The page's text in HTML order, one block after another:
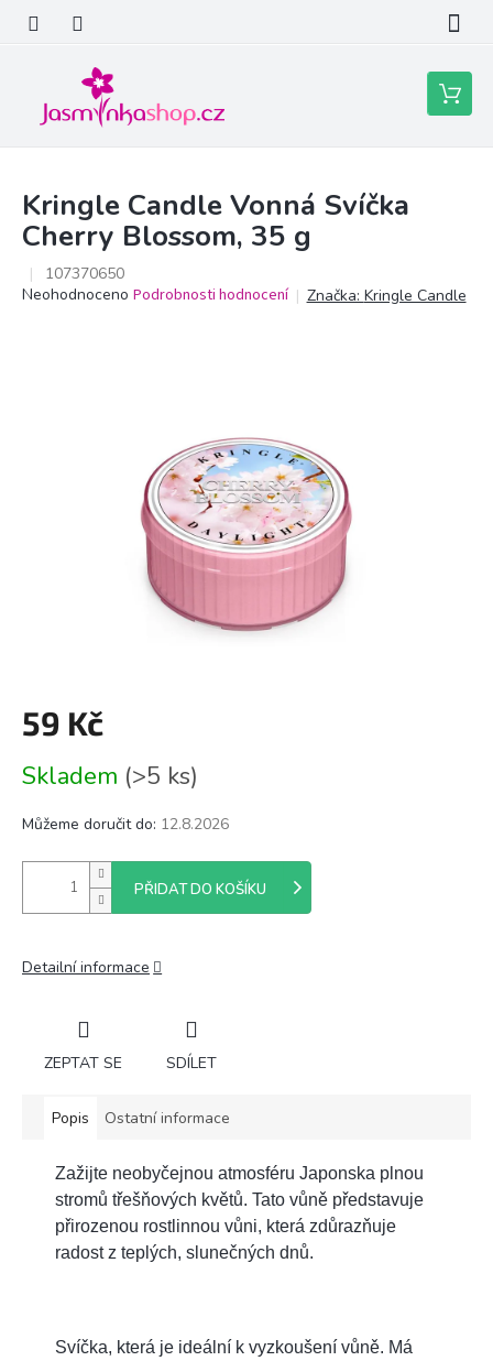
obsah
Nákupní
košík
Kringle Candle Vonná Svíčka
Cherry Blossom, 35 g
107370650
Průměrné
Neohodnoceno Podrobnosti hodnocení Značka: Kringle Candle
59 Kč
cena:
Skladem (>5 ks)
Můžeme doručit do: 12.8.2026
PŘIDAT DO KOŠÍKU
Detailní informace
ZEPTAT SE SDÍLET
Popis Ostatní informace
Zažijte neobyčejnou atmosféru Japonska plnou
stromů třešňových květů. Tato vůně představuje
přirozenou rostlinnou vůni, která zdůrazňuje
radost z teplých, slunečných dnů.
Svíčka, která je ideální k vyzkoušení vůně. Má